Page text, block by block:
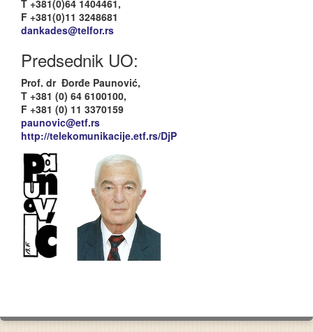
T +381(0)64 1404461,
F +381(0)11 3248681
dankades@telfor.rs
Predsednik UO:
Prof. dr Đorđe Paunović,
T +381 (0) 64 6100100,
F +381 (0) 11 3370159
paunovic@etf.rs
http://telekomunikacije.etf.rs/DjP